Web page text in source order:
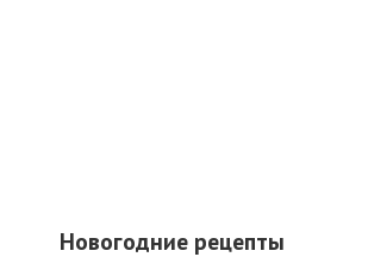
Новогодние рецепты